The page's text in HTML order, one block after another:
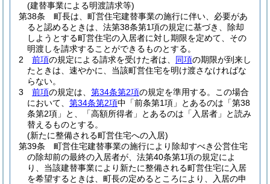
(建替事業による明渡請求等)
第38条
町長は、町営住宅建替事業の施行に伴い、必要があ
ると認めるときは、法第38条第1項の規定に基づき、除却
しようとする町営住宅の入居者に対し期限を定めて、その
明渡しを請求することができるものとする。
2
前項の規定による請求を受けた者は、 同項の期限が到来し
たときは、速やかに、当該町営住宅を明け渡さなければな
らない。
3
前項の規定は、 第34条第2項の規定を準用する。
この場合
において、 第34条第2項中「前条第1項」とあるのは「第38
条第2項」と、「高額所得者」とあるのは「入居者」と読み
替えるものとする。
(新たに整備される町営住宅への入居)
第39条
町営住宅建替事業の施行により除却すべき公営住宅
の除却前の最終の入居者が、法第40条第1項の規定によ
り、当該建替事業により新たに整備される町営住宅に入居
を希望するときは、町長の定めるところにより、入居の申